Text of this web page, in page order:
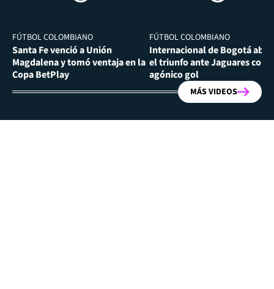
FÚTBOL COLOMBIANO
Santa Fe venció a Unión
Magdalena y tomó ventaja en la
Copa BetPlay
FÚTBOL COLOMBIANO
Internacional de Bogotá
el triunfo ante Jaguares con
agónico gol
MÁS VIDEOS